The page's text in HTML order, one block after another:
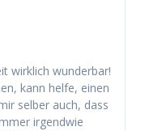
wirklich wunderbar!
kann helfe, einen
selber auch, dass
irgendwie